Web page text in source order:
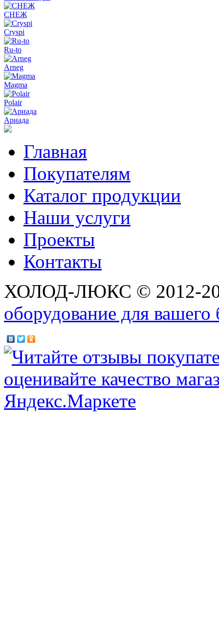
СНЕЖ
Cryspi
Ru-to
Arneg
Magma
Polair
Ариада
Главная
Покупателям
Каталог продукции
Наши услуги
Проекты
Контакты
ХОЛОД-ЛЮКС © 2012-
оборудование для вашего